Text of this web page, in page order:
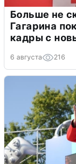
Больше не
Гагарина
кадры с
6 августа 216